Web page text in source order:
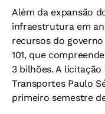
Além da expansão
infraestrutura em
recursos do
101, que
3 bilhões. A
Transportes Paulo
primeiro semestre